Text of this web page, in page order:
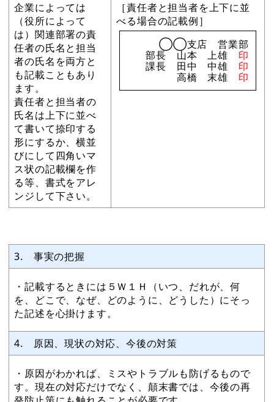
企業によっては
（役所によって
は）関連部署の責
任者の氏名と担当
者の氏名を両方と
も記載こともあり
ます。
責任者と担当者の
氏名は上下に並べ
て書いて捺印する
形にするか、横並
びにして四角いマ
ス状の記載欄を作
る等、書式をアレ
ンジして下さい。
［責任者と担当者を上下に並
べる場合の記載例］
◯◯支店 営業部
部長 山本 上雄 印
課長 田中 中雄 印
高橋 末雄 印
3. 事実の把握
・記載するときには５Ｗ１Ｈ（いつ、だれが、何
を、どこで、なぜ、どのように、どうした）にそっ
た記述を心掛けます。
4. 原因、現状の対応、今後の対策
・原因がわかれば、ミスやトラブルも防げるもので
す。現在の対応だけでなく、顛末書では、今後の再